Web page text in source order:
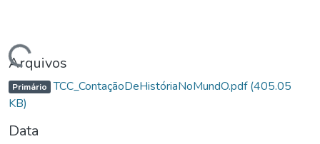
Arquivos
Primário TCC_ContaçãoDeHistóriaNoMundO.pdf(405.05
KB)
Data